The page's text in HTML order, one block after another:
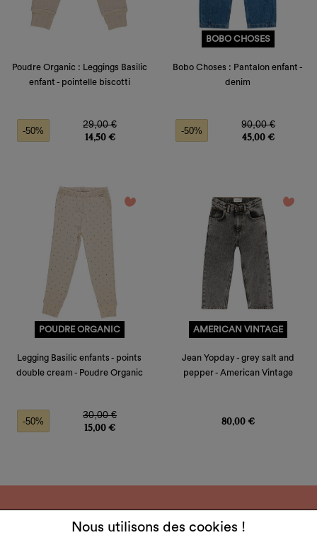
Poudre Organic : Leggings Basilic
enfant - pointelle biscotti
Prix de base
29,00 €
-50%
Prix
14,50 €
BOBO CHOSES
Bobo Choses : Pantalon enfant -
denim
Prix de base
90,00 €
-50%
Prix
45,00 €
favorite_border
POUDRE ORGANIC
Legging Basilic enfants - points
double cream - Poudre Organic
Prix de base
30,00 €
-50%
Prix
15,00 €
favorite_border
AMERICAN VINTAGE
Jean Yopday - grey salt and
pepper - American Vintage
80,00 €
Nous utilisons des cookies !